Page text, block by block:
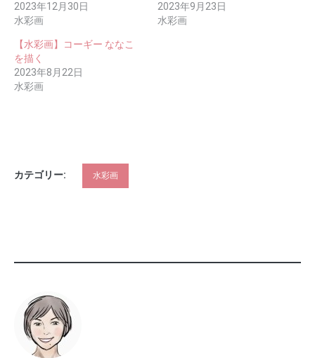
2023年12月30日
水彩画
2023年9月23日
水彩画
【水彩画】コーギー ななこ
を描く
2023年8月22日
水彩画
カテゴリー: 水彩画